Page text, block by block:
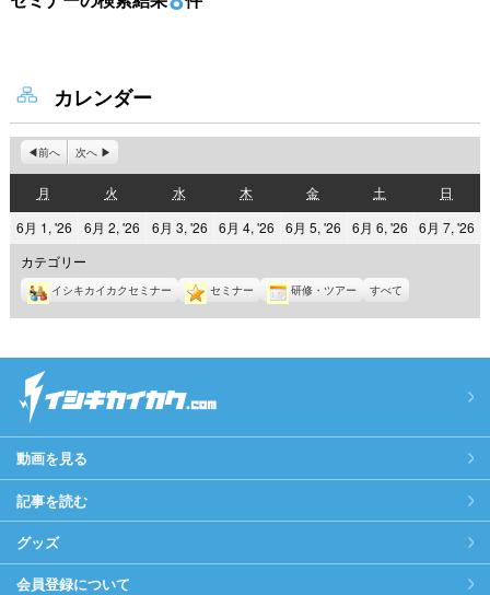
カレンダー
前へ 次へ
月
曜
日
火
曜
日
水水
曜
日
木
曜
日
金金
曜
日
土
曜
日
日
曜
日
6月 1, '262026
年
6
月
1
6月 2, '262026
年
6
月
2
6月 3, '262026
年
6
月
3
6月 4, '26
2026
年
6
月
4
6月 5, '26
2026
年
6
月
5
6月 6, '26
2026
年
6
月
6
6月 7, '26
年
7
カテゴリー
イシキカイカクセミナー セミナー 研修・ツアー すべて
動画を見る
記事を読む
グッズ
会員登録について